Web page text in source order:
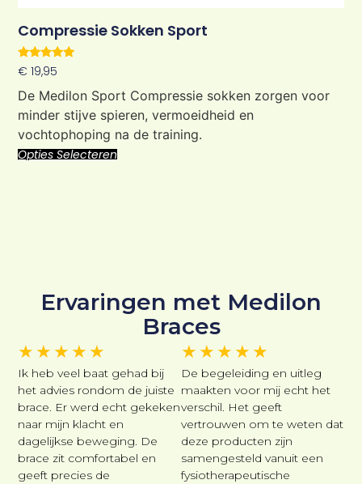
Compressie Sokken Sport
Waardering
5.00
uit 5
€ 19,95
De Medilon Sport Compressie sokken zorgen voor
minder stijve spieren, vermoeidheid en
vochtophoping na de training.
Opties Selecteren
Ervaringen met Medilon
Braces
★ ★ ★ ★ ★
Ik heb veel baat gehad bij
het advies rondom de juiste
brace. Er werd echt gekeken
naar mijn klacht en
dagelijkse beweging. De
brace zit comfortabel en
geeft precies de
★ ★ ★ ★ ★
De begeleiding en uitleg
maakten voor mij echt het
verschil. Het geeft
vertrouwen om te weten dat
deze producten zijn
samengesteld vanuit een
fysiotherapeutische